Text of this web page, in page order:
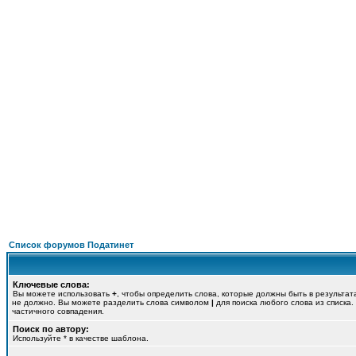
Список форумов Податинет
Ключевые слова:
Вы можете использовать + , чтобы определить слова, которые должны быть в
не должно. Вы можете разделить слова символом | для поиска любого слова из списка.
частичного совпадения.
Поиск по автору:
Используйте * в качестве шаблона.